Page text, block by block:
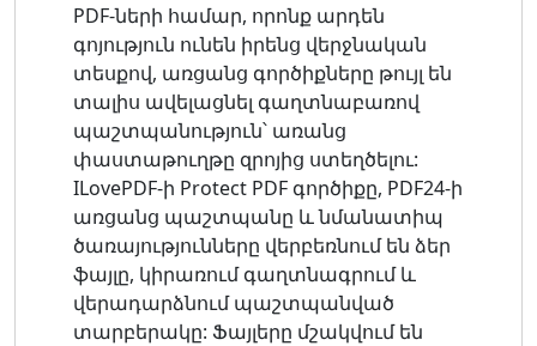
PDF-ների համար, որոնք արդեն
գոյություն ունեն իրենց վերջնական
տեսքով, առցանց գործիքները թույլ են
տալիս ավելացնել գաղտնաբառով
պաշտպանություն՝ առանց
փաստաթուղթը զրոյից ստեղծելու:
ILovePDF-ի Protect PDF գործիքը, PDF24-ի
առցանց պաշտպանը և նմանատիպ
ծառայությունները վերբեռնում են ձեր
ֆայլը, կիրառում գաղտնագրում և
վերադարձնում պաշտպանված
տարբերակը: Ֆայլերը մշակվում են